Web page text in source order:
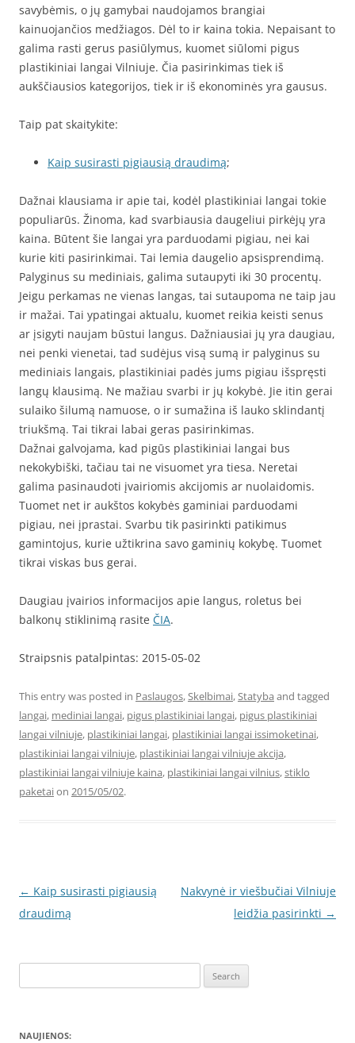
savybėmis, o jų gamybai naudojamos brangiai
kainuojančios medžiagos. Dėl to ir kaina tokia. Nepaisant to
galima rasti gerus pasiūlymus, kuomet siūlomi pigus
plastikiniai langai Vilniuje. Čia pasirinkimas tiek iš
aukščiausios kategorijos, tiek ir iš ekonominės yra gausus.
Taip pat skaitykite:
Kaip susirasti pigiausią draudimą;
Dažnai klausiama ir apie tai, kodėl plastikiniai langai tokie
populiarūs. Žinoma, kad svarbiausia daugeliui pirkėjų yra
kaina. Būtent šie langai yra parduodami pigiau, nei kai
kurie kiti pasirinkimai. Tai lemia daugelio apsisprendimą.
Palyginus su mediniais, galima sutaupyti iki 30 procentų.
Jeigu perkamas ne vienas langas, tai sutaupoma ne taip jau
ir mažai. Tai ypatingai aktualu, kuomet reikia keisti senus
ar įsigyti naujam būstui langus. Dažniausiai jų yra daugiau,
nei penki vienetai, tad sudėjus visą sumą ir palyginus su
mediniais langais, plastikiniai padės jums pigiau išspręsti
langų klausimą. Ne mažiau svarbi ir jų kokybė. Jie itin gerai
sulaiko šilumą namuose, o ir sumažina iš lauko sklindantį
triukšmą. Tai tikrai labai geras pasirinkimas.
Dažnai galvojama, kad pigūs plastikiniai langai bus
nekokybiški, tačiau tai ne visuomet yra tiesa. Neretai
galima pasinaudoti įvairiomis akcijomis ar nuolaidomis.
Tuomet net ir aukštos kokybės gaminiai parduodami
pigiau, nei įprastai. Svarbu tik pasirinkti patikimus
gamintojus, kurie užtikrina savo gaminių kokybę. Tuomet
tikrai viskas bus gerai.
Daugiau įvairios informacijos apie langus, roletus bei
balkonų stiklinimą rasite ČIA.
Straipsnis patalpintas: 2015-05-02
This entry was posted in Paslaugos,Skelbimai,Statyba and tagged
langai, mediniai langai, pigus plastikiniai langai, pigus plastikiniai
langai vilniuje, plastikiniai langai, plastikiniai langai issimoketinai,
plastikiniai langai vilniuje, plastikiniai langai vilniuje akcija,
plastikiniai langai vilniuje kaina, plastikiniai langai vilnius,stiklo
paketaion 2015/05/02.
Post
navigation
← Kaip susirasti pigiausią
draudimą
Nakvynė ir viešbučiai Vilniuje
leidžia pasirinkti →
for:
NAUJIENOS: